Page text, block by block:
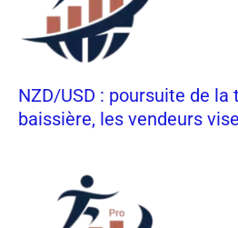
NZD/USD : poursuite de la
baissière, les vendeurs